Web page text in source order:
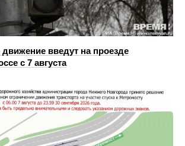
введут на проезде
с 7 августа